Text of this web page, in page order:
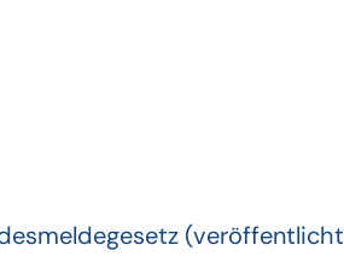
(veröffentlicht